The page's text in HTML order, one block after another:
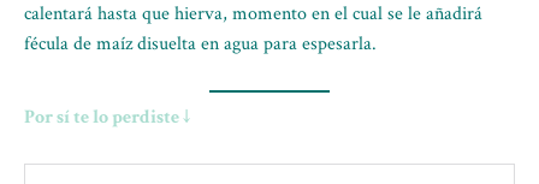
calentará hasta que hierva, momento en el cual se le añadirá
fécula de maíz disuelta en agua para espesarla.
Por sí te lo perdiste ↓